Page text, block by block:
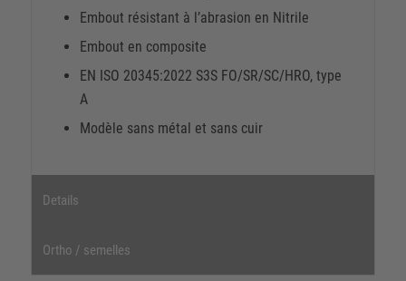
Embout résistant à l’abrasion en Nitrile
Embout en composite
EN ISO 20345:2022 S3S FO/SR/SC/HRO, type
A
Modèle sans métal et sans cuir
Details
Ortho / semelles